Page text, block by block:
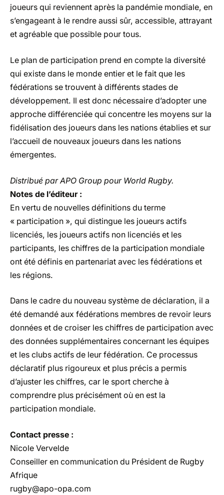
joueurs qui reviennent après la pandémie mondiale, en
s’engageant à le rendre aussi sûr, accessible, attrayant
et agréable que possible pour tous.
Le plan de participation prend en compte la diversité
qui existe dans le monde entier et le fait que les
fédérations se trouvent à différents stades de
développement. Il est donc nécessaire d’adopter une
approche différenciée qui concentre les moyens sur la
fidélisation des joueurs dans les nations établies et sur
l’accueil de nouveaux joueurs dans les nations
émergentes.
Distribué par APO Group pour World Rugby.
Notes de l’éditeur :
En vertu de nouvelles définitions du terme
« participation », qui distingue les joueurs actifs
licenciés, les joueurs actifs non licenciés et les
participants, les chiffres de la participation mondiale
ont été définis en partenariat avec les fédérations et
les régions.
Dans le cadre du nouveau système de déclaration, il a
été demandé aux fédérations membres de revoir leurs
données et de croiser les chiffres de participation avec
des données supplémentaires concernant les équipes
et les clubs actifs de leur fédération. Ce processus
déclaratif plus rigoureux et plus précis a permis
d’ajuster les chiffres, car le sport cherche à
comprendre plus précisément où en est la
participation mondiale.
Contact presse :
Nicole Vervelde
Conseiller en communication du Président de Rugby
Afrique
rugby@apo-opa.com